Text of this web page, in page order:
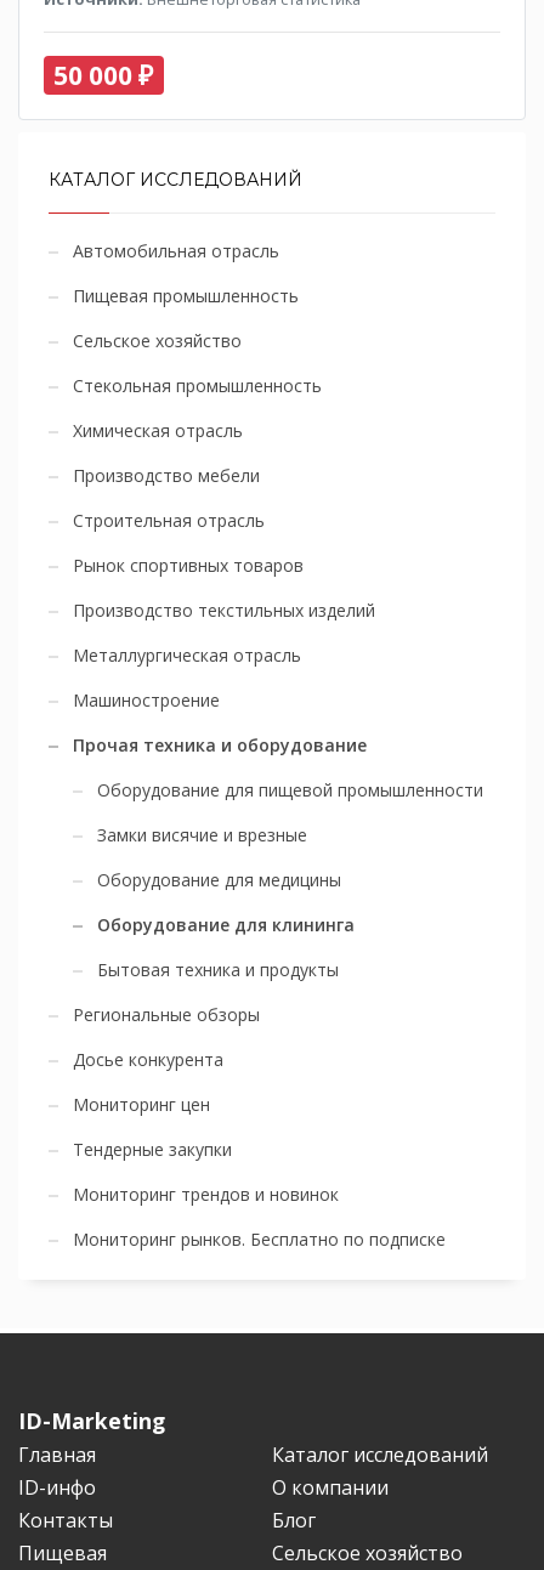
50 000 ₽
КАТАЛОГ ИССЛЕДОВАНИЙ
Автомобильная отрасль
Пищевая промышленность
Сельское хозяйство
Стекольная промышленность
Химическая отрасль
Производство мебели
Строительная отрасль
Рынок спортивных товаров
Производство текстильных изделий
Металлургическая отрасль
Машиностроение
Прочая техника и оборудование
Оборудование для пищевой промышленности
Замки висячие и врезные
Оборудование для медицины
Оборудование для клининга
Бытовая техника и продукты
Региональные обзоры
Досье конкурента
Мониторинг цен
Тендерные закупки
Мониторинг трендов и новинок
Мониторинг рынков. Бесплатно по подписке
ID-Marketing
Главная
Каталог исследований
ID-инфо
О компании
Контакты
Блог
Пищевая
Сельское хозяйство